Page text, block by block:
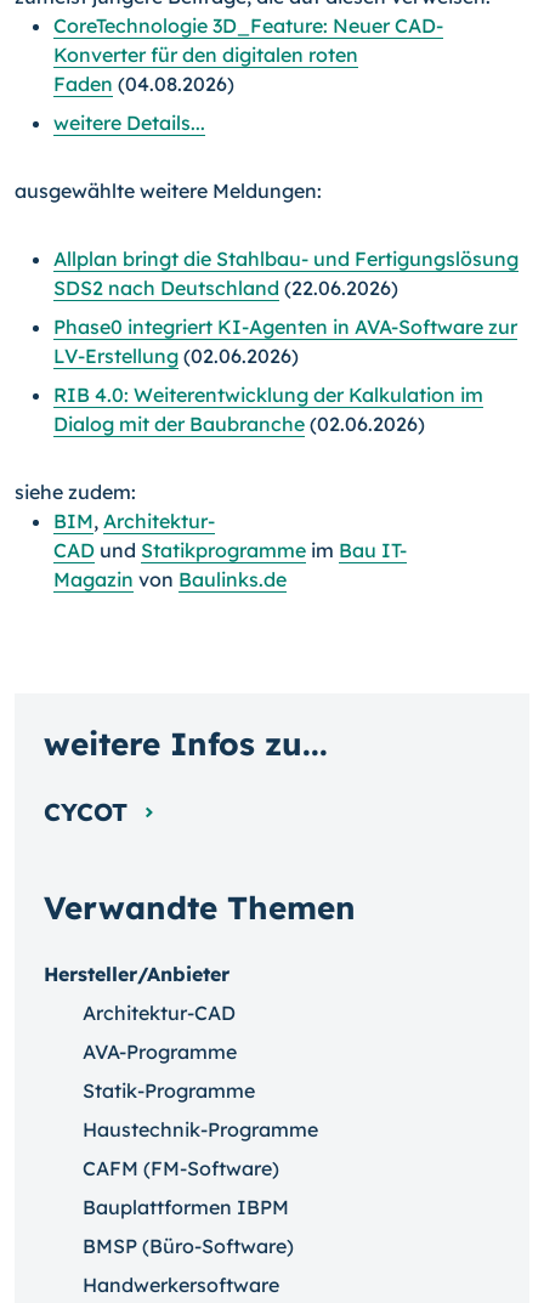
CoreTechnologie 3D_Feature: Neuer CAD-
Konverter für den digitalen roten
Faden (04.08.2026)
weitere Details...
ausgewählte weitere Meldungen:
Allplan bringt die Stahlbau- und Fertigungslösung
SDS2 nach Deutschland (22.06.2026)
Phase0 integriert KI-Agenten in AVA-Software zur
LV-Erstellung (02.06.2026)
RIB 4.0: Weiterentwicklung der Kalkulation im
Dialog mit der Baubranche (02.06.2026)
siehe zudem:
BIM, Architektur-
CAD und Statikprogramme im Bau IT-
Magazin von Baulinks.de
Verwandte Themen
Hersteller/Anbieter
Architektur-CAD
AVA-Programme
Statik-Programme
Haustechnik-Programme
CAFM (FM-Software)
Bauplattformen IBPM
BMSP (Büro-Software)
Handwerkersoftware
weitere Infos zu...
CYCOT